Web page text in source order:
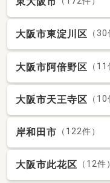
大阪市東淀川区 （30
大阪市阿倍野区 （11
大阪市天王寺区 （10
岸和田市 （122件）
大阪市此花区 （12件）